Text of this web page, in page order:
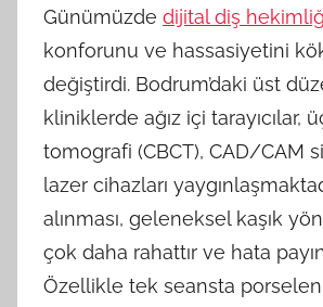
Günümüzde dijital diş
konforunu ve hassasiyetini
değiştirdi. Bodrum’daki üst
kliniklerde ağız içi tarayıcılar,
tomografi (CBCT), CAD/CAM
lazer cihazları
alınması, geleneksel kaşık
çok daha rahattır ve hata
Özellikle tek seansta